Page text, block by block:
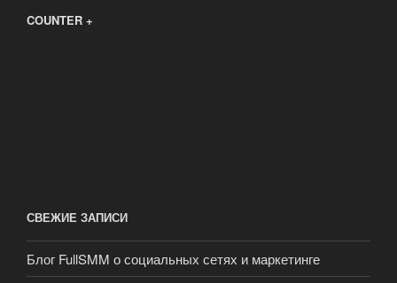
COUNTER +
СВЕЖИЕ ЗАПИСИ
Блог FullSMM о социальных сетях и маркетинге